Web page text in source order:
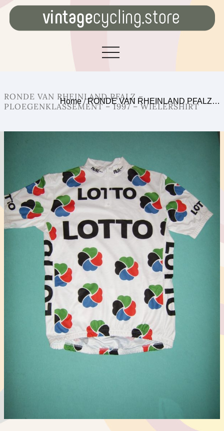
RONDE VAN RHEINLAND PFALZ –
PLOEGENKLASSEMENT – 1997 – WIELERSHIRT
Home/RONDE VAN RHEINLAND PFALZ…